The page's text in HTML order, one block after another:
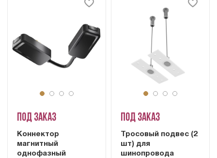
Под заказ
Коннектор
магнитный
однофазный
Под заказ
Тросовый подвес (2
шт) для
шинопровода